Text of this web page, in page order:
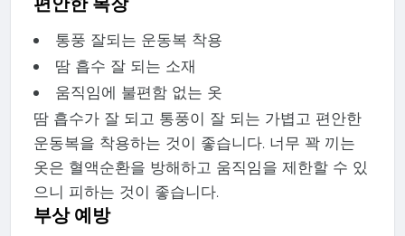
통풍 잘되는 운동복 착용
땀 흡수 잘 되는 소재
움직임에 불편함 없는 옷
땀 흡수가 잘 되고 통풍이 잘 되는 가볍고 편안한
운동복을 착용하는 것이 좋습니다. 너무 꽉 끼는
옷은 혈액순환을 방해하고 움직임을 제한할 수 있
으니 피하는 것이 좋습니다.
부상 예방